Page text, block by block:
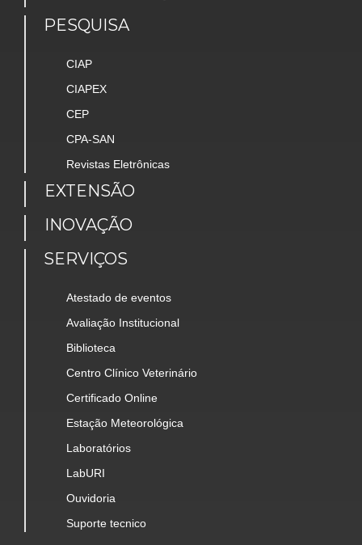
PESQUISA
CIAP
CIAPEX
CEP
CPA-SAN
Revistas Eletrônicas
EXTENSÃO
INOVAÇÃO
SERVIÇOS
Atestado de eventos
Avaliação Institucional
Biblioteca
Centro Clínico Veterinário
Certificado Online
Estação Meteorológica
Laboratórios
LabURI
Ouvidoria
Suporte tecnico